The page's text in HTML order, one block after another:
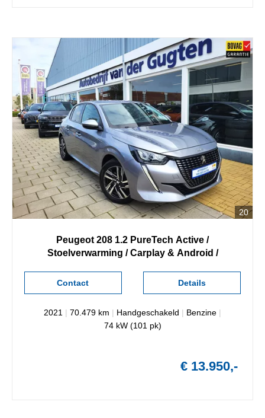
20
Peugeot 208 1.2 PureTech Active /
Stoelverwarming / Carplay & Android /
Details
Contact
2021 | 70.479 km | Handgeschakeld | Benzine |
74 kW (101 pk)
€ 13.950,-